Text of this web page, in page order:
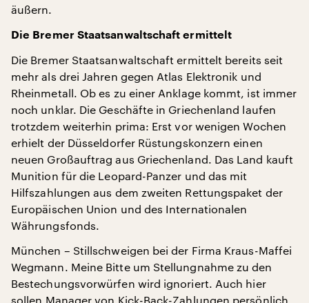
äußern.
Die Bremer Staatsanwaltschaft ermittelt
Die Bremer Staatsanwaltschaft ermittelt bereits seit
mehr als drei Jahren gegen Atlas Elektronik und
Rheinmetall. Ob es zu einer Anklage kommt, ist immer
noch unklar. Die Geschäfte in Griechenland laufen
trotzdem weiterhin prima: Erst vor wenigen Wochen
erhielt der Düsseldorfer Rüstungskonzern einen
neuen Großauftrag aus Griechenland. Das Land kauft
Munition für die Leopard-Panzer und das mit
Hilfszahlungen aus dem zweiten Rettungspaket der
Europäischen Union und des Internationalen
Währungsfonds.
München – Stillschweigen bei der Firma Kraus-Maffei
Wegmann. Meine Bitte um Stellungnahme zu den
Bestechungsvorwürfen wird ignoriert. Auch hier
sollen Manager von Kick-Back-Zahlungen persönlich